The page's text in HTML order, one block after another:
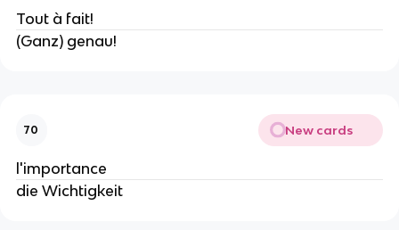
Tout à fait!
(Ganz) genau!
70 New cards
l'importance
die Wichtigkeit